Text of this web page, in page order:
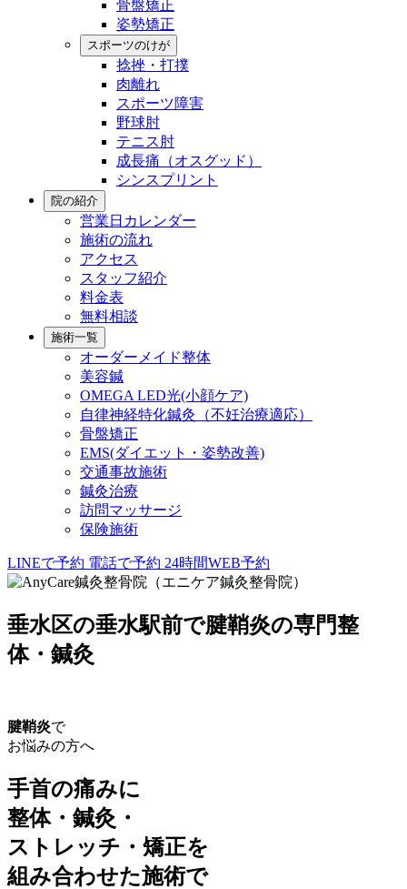
骨盤矯正
姿勢矯正
スポーツのけが
捻挫・打撲
肉離れ
スポーツ障害
野球肘
テニス肘
成長痛（オスグッド）
シンスプリント
院の紹介
営業日カレンダー
施術の流れ
アクセス
スタッフ紹介
料金表
無料相談
施術一覧
オーダーメイド整体
美容鍼
OMEGA LED光(小顔ケア)
自律神経特化鍼灸（不妊治療適応）
骨盤矯正
EMS(ダイエット・姿勢改善)
交通事故施術
鍼灸治療
訪問マッサージ
保険施術
LINEで予約 電話で予約 24時間WEB予約
垂水区の垂水駅前で腱鞘炎の専門整
体・鍼灸
腱鞘炎で
お悩みの方へ
手首の痛みに
整体・鍼灸・
ストレッチ・矯正を
組み合わせた施術で